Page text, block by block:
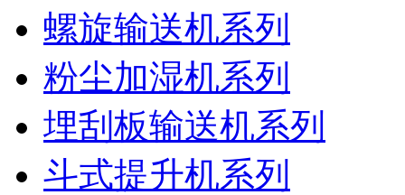
螺旋输送机系列
粉尘加湿机系列
埋刮板输送机系列
斗式提升机系列